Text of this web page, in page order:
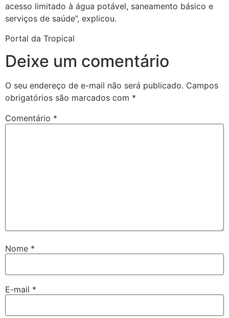
acesso limitado à água potável, saneamento básico e
serviços de saúde”, explicou.
Portal da Tropical
Deixe um comentário
O seu endereço de e-mail não será publicado. Campos
obrigatórios são marcados com *
Comentário *
Nome *
E-mail *